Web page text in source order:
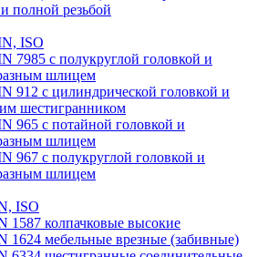
полной резьбой
ISO
7985 с полукруглой головкой и
шлицем
912 с цилиндрической головкой и
шестигранником
965 с потайной головкой и
шлицем
967 с полукруглой головкой и
шлицем
ISO
1587 колпачковые высокие
1624 мебельные врезные (забивные)